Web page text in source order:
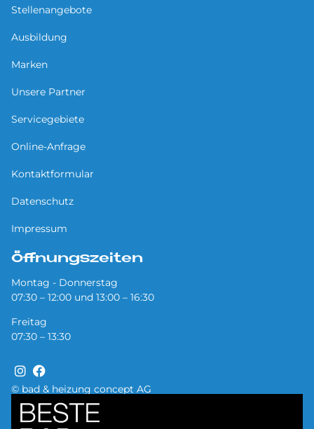
© bad & heizung concept AG
Stellenangebote
Ausbildung
Marken
Unsere Partner
Servicegebiete
Online-Anfrage
Kontaktformular
Datenschutz
Impressum
Öffnungszeiten
Montag - Donnerstag
07:30 – 12:00 und 13:00 – 16:30
Freitag
07:30 – 13:30